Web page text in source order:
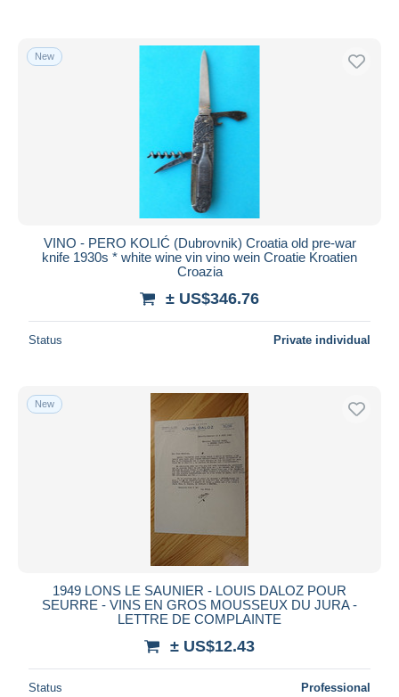
New
VINO - PERO KOLIĆ (Dubrovnik) Croatia old pre-war
knife 1930s * white wine vin vino wein Croatie Kroatien
Croazia
± US$346.76
Status Private individual
New
1949 LONS LE SAUNIER - LOUIS DALOZ POUR
SEURRE - VINS EN GROS MOUSSEUX DU JURA -
LETTRE DE COMPLAINTE
± US$12.43
Status Professional